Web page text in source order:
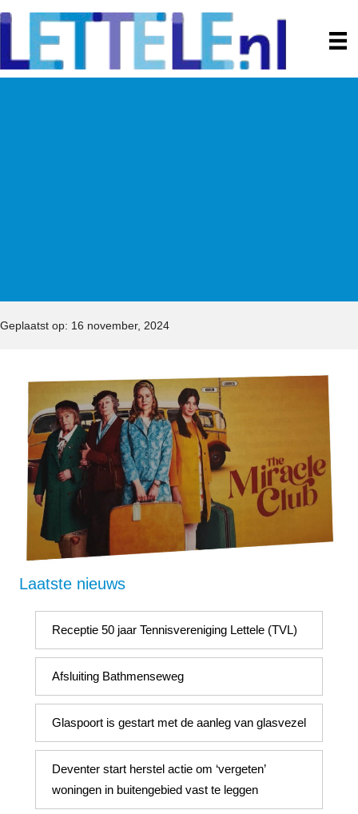
Geplaatst op: 16 november, 2024
Laatste nieuws
Receptie 50 jaar Tennisvereniging Lettele (TVL)
Afsluiting Bathmenseweg
Glaspoort is gestart met de aanleg van glasvezel
Deventer start herstel actie om ‘vergeten’
woningen in buitengebied vast te leggen